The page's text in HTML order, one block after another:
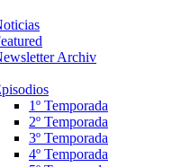
Archiv
1º Temporada
2º Temporada
3º Temporada
4º Temporada